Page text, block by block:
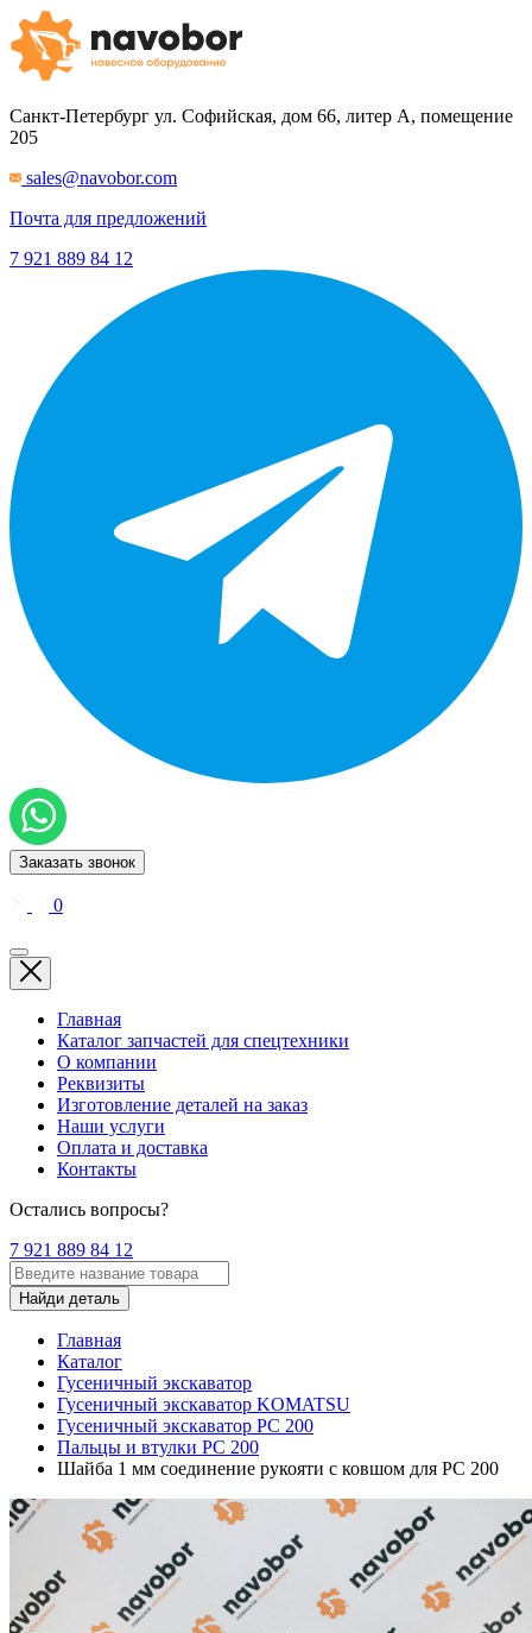
Санкт-Петербург ул. Софийская, дом 66, литер А, помещение
205
sales@navobor.com
Почта для предложений
7 921 889 84 12
Заказать звонок
0
Главная
Каталог запчастей для спецтехники
О компании
Реквизиты
Изготовление деталей на заказ
Наши услуги
Оплата и доставка
Контакты
Остались вопросы?
7 921 889 84 12
Найди деталь
Главная
Каталог
Гусеничный экскаватор
Гусеничный экскаватор KOMATSU
Гусеничный экскаватор PC 200
Пальцы и втулки PC 200
Шайба 1 мм соединение рукояти с ковшом для PC 200